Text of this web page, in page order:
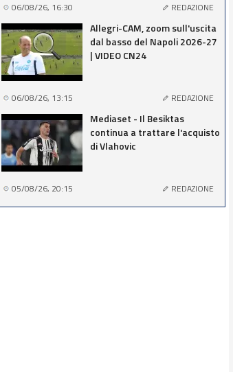
06/08/26, 16:30 REDAZIONE
Allegri-CAM, zoom sull'uscita
dal basso del Napoli 2026-27
| VIDEO CN24
06/08/26, 13:15 REDAZIONE
Mediaset - Il Besiktas
continua a trattare l'acquisto
di Vlahovic
05/08/26, 20:15 REDAZIONE